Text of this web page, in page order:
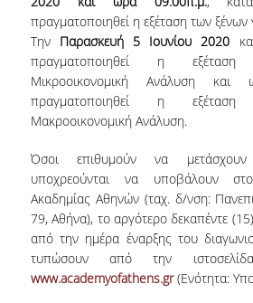
ΑΝΑΚΟΙΝΩΣΕΙΣ
ΚΑΘΗΓΗΤΕΣ-
ΔΙΑΔΙΚΑΣΙΑ
ΧΕΙΡΙΣΜΟΥ Η.Υ.
ΕΠΑΝΕΞΕΤΑΣΗ ΓΙΑ
ΔΙΚΑΙΩΜΑ ΓΙΑ
ΠΡΟΓΡΑΜΜΑ
πραγματοποιηθεί η εξέταση των
ΤηνΠαρασκευή 5 Ιουνίου 2020
πραγματοποιηθεί η
Μικροοικονομική Ανάλυση
πραγματοποιηθεί η
Μακροοικονομική Ανάλυση.
Όσοι επιθυμούν να μετάσχουν
υποχρεούνται να υποβάλουν
Ακαδημίας Αθηνών (ταχ. δ/νση:
79, Αθήνα), το αργότερο δεκαπέντε
από την ημέρα έναρξης του
τυπώσουν από την
www.academyofathens.gr(Ενότητα: